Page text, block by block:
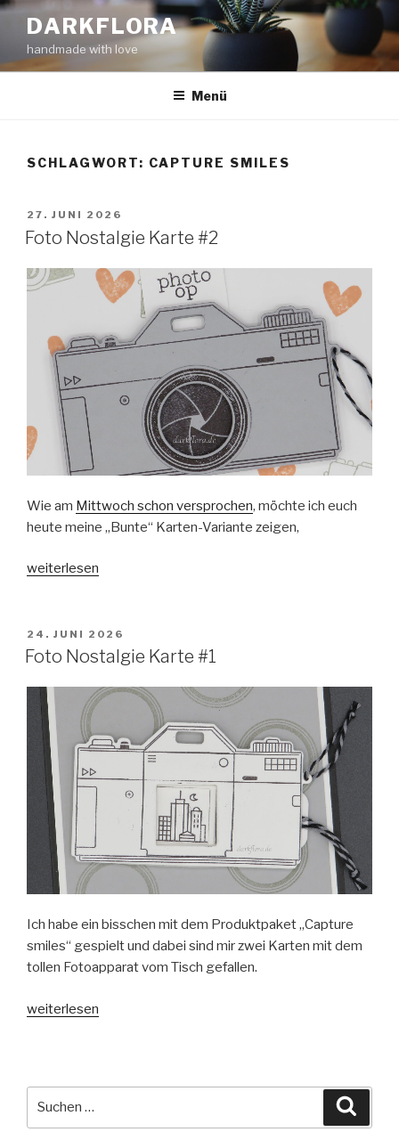
Zum
Inhalt
springen
DARKFLORA
handmade with love
Menü
SCHLAGWORT: CAPTURE SMILES
VERÖFFENTLICHT
AM
27. JUNI 2026
Foto Nostalgie Karte #2
Wie am Mittwoch schon versprochen, möchte ich euch
heute meine „Bunte“ Karten-Variante zeigen,
„Foto
#2“
weiterlesen
VERÖFFENTLICHT
AM
24. JUNI 2026
Foto Nostalgie Karte #1
Ich habe ein bisschen mit dem Produktpaket „Capture
smiles“ gespielt und dabei sind mir zwei Karten mit dem
tollen Fotoapparat vom Tisch gefallen.
„Foto
weiterlesen